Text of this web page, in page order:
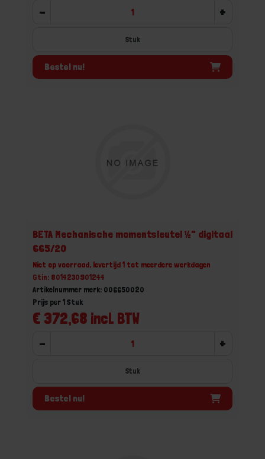
- +
Stuk
Bestel nu!
BETA Mechanische momentsleutel ½" digitaal
665/20
Niet op voorraad, levertijd 1 tot meerdere werkdagen
Gtin: 8014230901244
Artikelnummer merk: 006650020
€ 372,68 incl. BTW
Prijs per 1 Stuk
- +
Stuk
Bestel nu!